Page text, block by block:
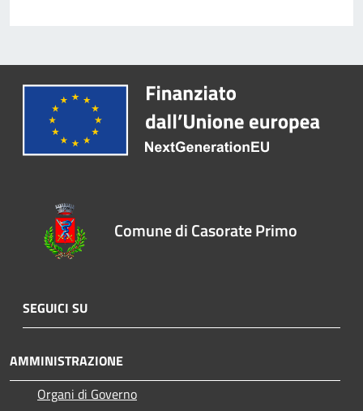
Comune di Casorate Primo
SEGUICI SU
AMMINISTRAZIONE
Organi di Governo